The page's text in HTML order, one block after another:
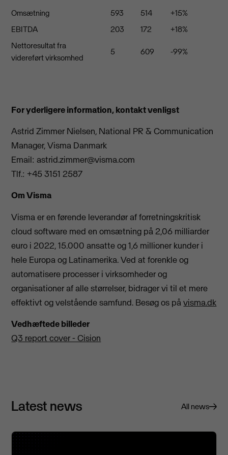
Omsætning 593 514
+15%
EBITDA
203 172
+18%
Nettoresultat fra
videreført virksomhed
5 609 -99%
For yderligere information, kontakt venligst
Astrid Zimmer Nielsen, National PR & Communication
Manager, Visma Danmark
Email:astrid.zimmer@visma.com
Tlf.: +45 3151 2587
Om Visma
Visma er en førende leverandør af forretningskritisk
cloud software med en omsætning på 2,06 milliarder
euro i 2022, 15.000 ansatte og 1,6 millioner kunder i
hele Europa og Latinamerika. Ved at forenkle og
automatisere processer i virksomheder og
organisationer af alle størrelser, bidrager vi til et mere
effektivt og velstående samfund. Besøg os påvisma.dk
Vedhæftede billeder
Q3 report cover - Cision
Latest news All news